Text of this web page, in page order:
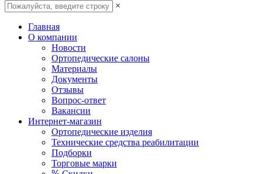
×
Главная
О компании
Новости
Ортопедические салоны
Материалы
Документы
Отзывы
Вопрос-ответ
Вакансии
Интернет-магазин
Ортопедические изделия
Технические средства реабилитации
Подборки
Торговые марки